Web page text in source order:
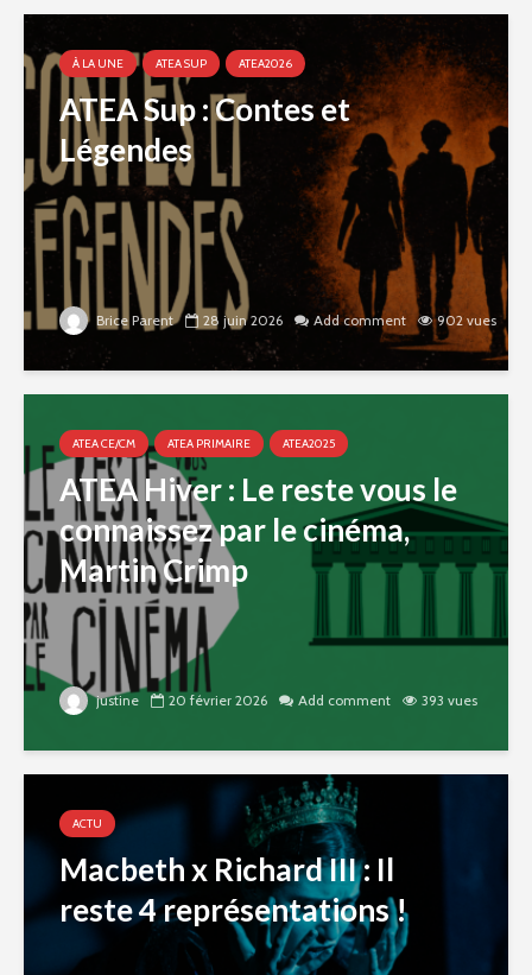
À LA UNE ATEA SUP ATEA2026
ATEA Sup : Contes et
Légendes
Brice Parent 28 juin 2026 Add comment 902 vues
ATEA CE/CM ATEA PRIMAIRE ATEA2025
ATEA Hiver : Le reste vous le
connaissez par le cinéma,
Martin Crimp
justine 20 février 2026 Add comment 393 vues
ACTU
Macbeth x Richard III : Il
reste 4 représentations !